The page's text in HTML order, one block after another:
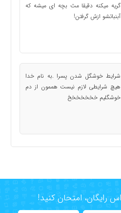
گریه میکنه دقیقا مث بچه ای میشه که
آبنباتشو ازش گرفتن!
شرایط خوشگل شدن پسرا .به نام خدا
هیچ شرایطی لازم نیست هممون از دم
خوشگلیم خخخخخخخ